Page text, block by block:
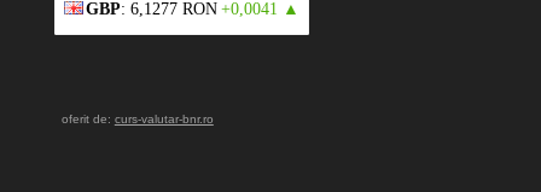
GBP: 6,1277 RON +0,0041 ▲
oferit de: curs-valutar-bnr.ro